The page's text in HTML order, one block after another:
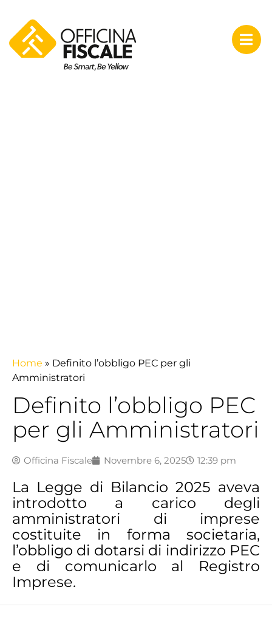
Home » Definito l’obbligo PEC per gli
Amministratori
Definito l’obbligo PEC
per gli Amministratori
Officina Fiscale Novembre 6, 2025 12:39 pm
La Legge di Bilancio 2025 aveva
introdotto a carico degli
amministratori di imprese
costituite in forma societaria,
l’obbligo di dotarsi di indirizzo PEC
e di comunicarlo al Registro
Imprese.